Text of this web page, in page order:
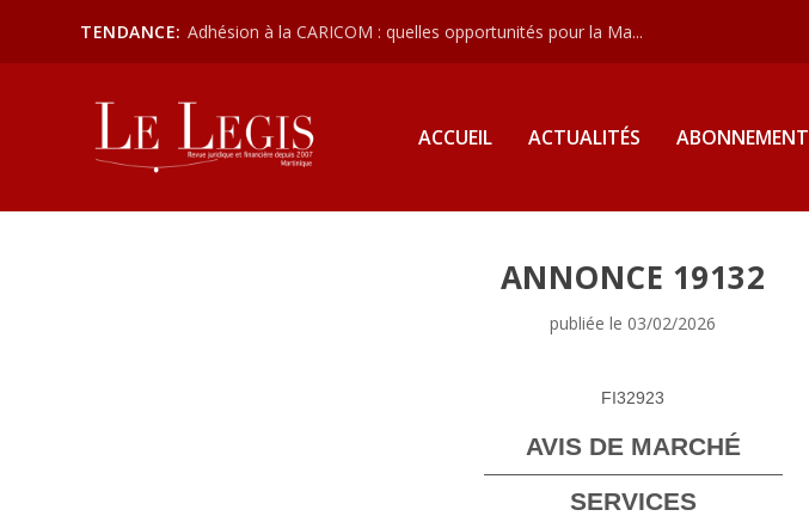
TENDANCE: Adhésion à la CARICOM : quelles opportunités pour la Ma...
ACCUEIL ACTUALITÉS ABONNEMENT
ANNONCE 19132
publiée le 03/02/2026
FI32923
AVIS DE MARCHÉ
SERVICES